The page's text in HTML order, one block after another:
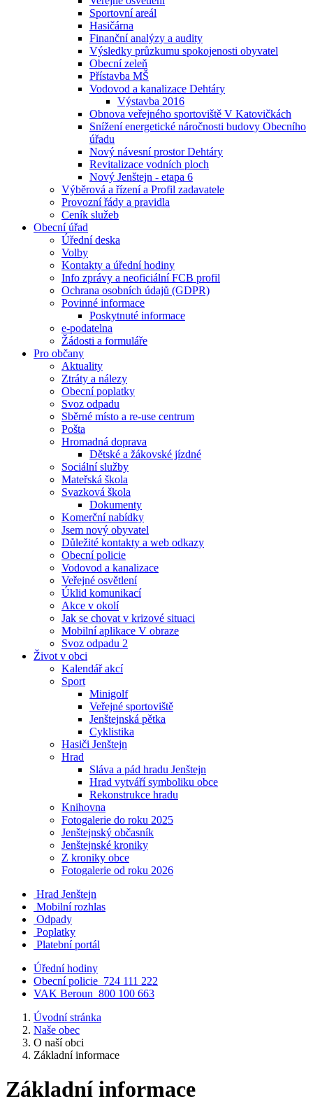
Sportovní areál
Hasičárna
Finanční analýzy a audity
Výsledky průzkumu spokojenosti obyvatel
Obecní zeleň
Přístavba MŠ
Vodovod a kanalizace Dehtáry
Výstavba 2016
Obnova veřejného sportoviště V Katovičkách
Snížení energetické náročnosti budovy Obecního
úřadu
Nový návesní prostor Dehtáry
Revitalizace vodních ploch
Nový Jenštejn - etapa 6
Výběrová a řízení a Profil zadavatele
Provozní řády a pravidla
Ceník služeb
Obecní úřad
Úřední deska
Volby
Kontakty a úřední hodiny
Info zprávy a neoficiální FCB profil
Ochrana osobních údajů (GDPR)
Povinné informace
Poskytnuté informace
e-podatelna
Žádosti a formuláře
Pro občany
Aktuality
Ztráty a nálezy
Obecní poplatky
Svoz odpadu
Sběrné místo a re-use centrum
Pošta
Hromadná doprava
Dětské a žákovské jízdné
Sociální služby
Mateřská škola
Svazková škola
Dokumenty
Komerční nabídky
Jsem nový obyvatel
Důležité kontakty a web odkazy
Obecní policie
Vodovod a kanalizace
Veřejné osvětlení
Úklid komunikací
Akce v okolí
Jak se chovat v krizové situaci
Mobilní aplikace V obraze
Svoz odpadu 2
Život v obci
Kalendář akcí
Sport
Minigolf
Veřejné sportoviště
Jenštejnská pětka
Cyklistika
Hasiči Jenštejn
Hrad
Sláva a pád hradu Jenštejn
Hrad vytváří symboliku obce
Rekonstrukce hradu
Knihovna
Fotogalerie do roku 2025
Jenštejnský občasník
Jenštejnské kroniky
Z kroniky obce
Fotogalerie od roku 2026
Hrad Jenštejn
Mobilní rozhlas
Odpady
Poplatky
Platební portál
Úřední hodiny
Obecní policie 724 111 222
VAK Beroun 800 100 663
Úvodní stránka
Naše obec
O naší obci
Základní informace
Základní informace